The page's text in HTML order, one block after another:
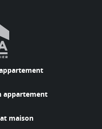
appartement
maison